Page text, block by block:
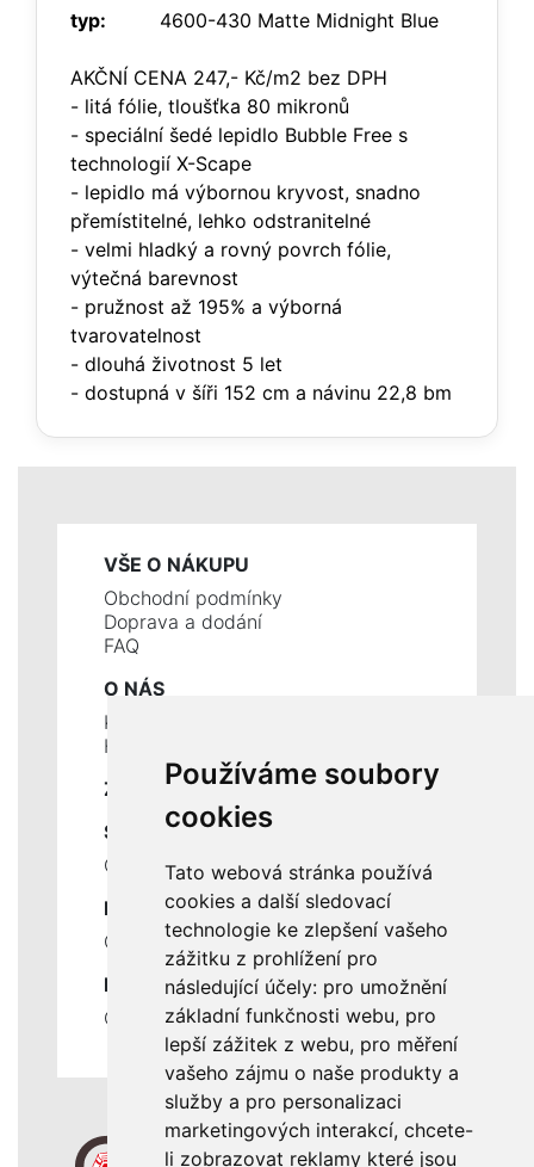
Používáme soubory
cookies
Tato webová stránka používá
cookies a další sledovací
technologie ke zlepšení vašeho
zážitku z prohlížení pro
následující účely: pro umožnění
základní funkčnosti webu, pro
lepší zážitek z webu, pro měření
vašeho zájmu o naše produkty a
služby a pro personalizaci
marketingových interakcí, chcete-
li zobrazovat reklamy které jsou
typ: 4600-430 Matte Midnight Blue
AKČNÍ CENA 247,- Kč/m2 bez DPH
- litá fólie, tloušťka 80 mikronů
- speciální šedé lepidlo Bubble Free s
technologií X-Scape
- lepidlo má výbornou kryvost, snadno
přemístitelné, lehko odstranitelné
- velmi hladký a rovný povrch fólie,
výtečná barevnost
- pružnost až 195% a výborná
tvarovatelnost
- dlouhá životnost 5 let
- dostupná v šíři 152 cm a návinu 22,8 bm
VŠE O NÁKUPU
Obchodní podmínky
Doprava a dodání
FAQ
O NÁS
Kontakty
Historie a současnost
ZÁKLADNÍ ÚDAJE
SLUŽBY
Ceník servisních prací
DŮLEŽITÉ INFORMACE
Ochrana osobních údajů
RYCHLÉ ODKAZY
Odstoupení od smlouvy